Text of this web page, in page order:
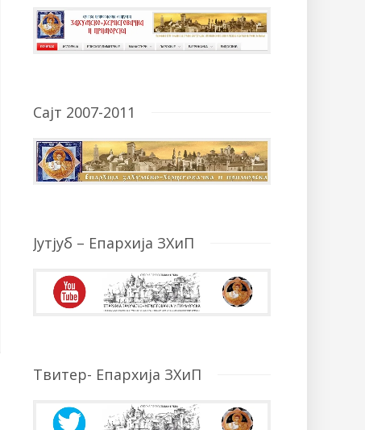
Сајт 2007-2011
Јутјуб – Епархија ЗХиП
Твитер- Епархија ЗХиП